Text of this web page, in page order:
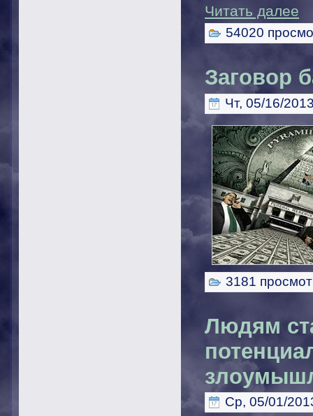
Читать далее
54020
Заговор
Чт, 05/16/
3181
Людям
Ср, 05/01/